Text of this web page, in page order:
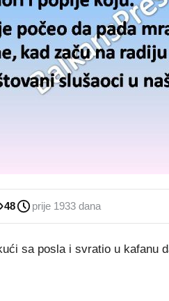
48 prije 1933 dana
sa posla i svratio u kafanu